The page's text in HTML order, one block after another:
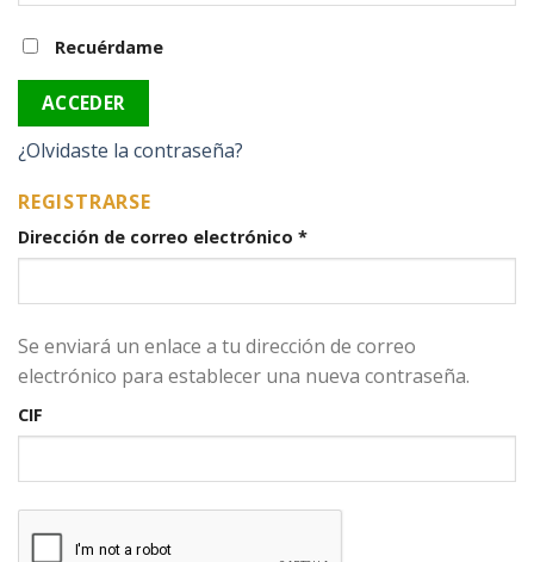
Recuérdame
ACCEDER
¿Olvidaste la contraseña?
REGISTRARSE
Dirección de correo electrónico *
Se enviará un enlace a tu dirección de correo
electrónico para establecer una nueva contraseña.
CIF